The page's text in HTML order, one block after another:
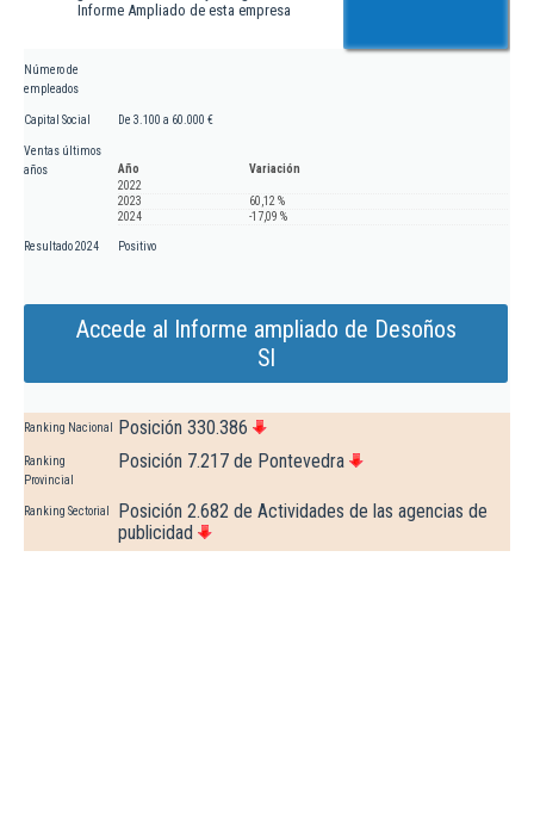
Informe Ampliado de esta empresa
Número de
empleados
Capital Social De 3.100 a 60.000 €
Ventas últimos
años
Año
Variación
2022
2023
60,12 %
2024
-17,09 %
Resultado 2024 Positivo
Accede al Informe ampliado de Desoños
Sl
Ranking Nacional Posición 330.386
Ranking
Provincial
Posición 7.217 de Pontevedra
Ranking Sectorial
Posición 2.682 de Actividades de las agencias de
publicidad